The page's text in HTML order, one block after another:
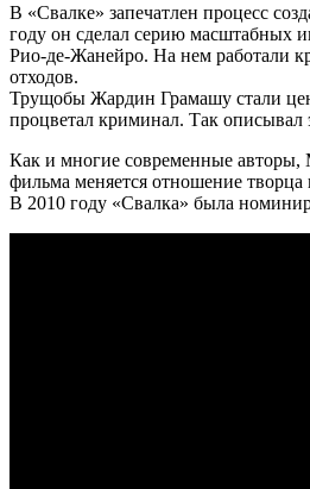
В «Свалке» запечатлен процесс
году он сделал серию масштабных
Рио-де-Жанейро. На нем работали
отходов.
Трущобы Жардин Грамашу стали
процветал криминал. Так
Как и многие современные авторы,
фильма меняется отношение
В 2010 году «Свалка» была